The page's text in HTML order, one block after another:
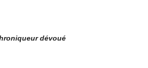
dévoué